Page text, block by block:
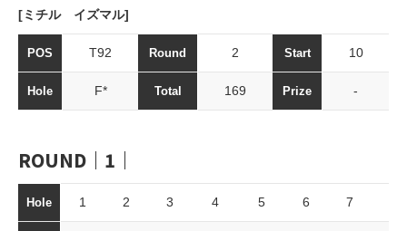
[ミチル イズマル]
POS T92 Round 2 Start 10
Hole F* Total 169 Prize -
ROUND｜1｜
Hole 1 2 3 4 5 6 7